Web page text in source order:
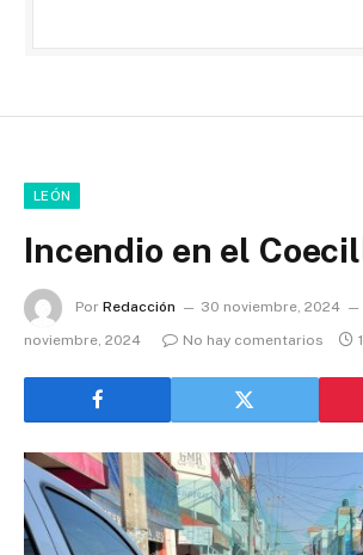
LEÓN
Incendio en el
Por Redacción 30 noviembre, 2024
noviembre, 2024
No hay comentarios